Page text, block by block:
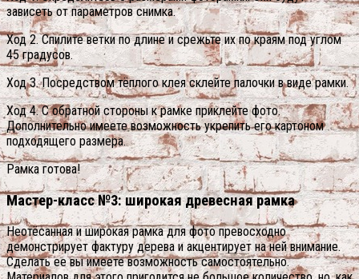
зависеть от параметров снимка.
Ход 2. Спилите ветки по длине и срежьте их по краям под углом
45 градусов.
Ход 3. Посредством тёплого клея склейте палочки в виде рамки.
Ход 4. С обратной стороны к рамке приклейте фото.
Дополнительно имеете возможность укрепить его картоном
подходящего размера.
Рамка готова!
Мастер-класс №3: широкая древесная рамка
Неотёсанная и широкая рамка для фото превосходно
демонстрирует фактуру дерева и акцентирует на ней внимание.
Сделать ее вы имеете возможность самостоятельно.